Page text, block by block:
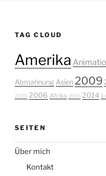
TAG CLOUD
Amerika
Abmahnung Asien 2009
2020 2006 Afrika 2016 2014 1
SEITEN
Über mich
Kontakt